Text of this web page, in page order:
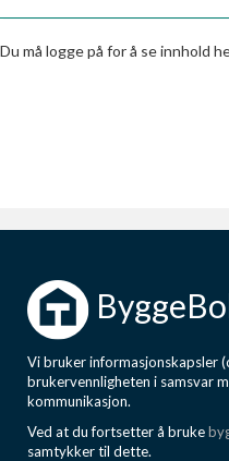
Boligmappa+
Få mer ut av Boligmappa
Du må logge på for å se innhold
Vi bruker informasjonskapsler
brukervennligheten i samsvar
kommunikasjon.
Ved at du fortsetter å bruke
samtykker til dette.